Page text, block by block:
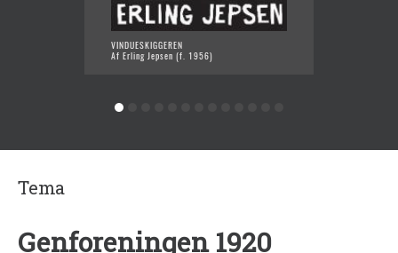
VINDUESKIGGEREN
Af Erling Jepsen (f. 1956)
Tema
Genforeningen 1920